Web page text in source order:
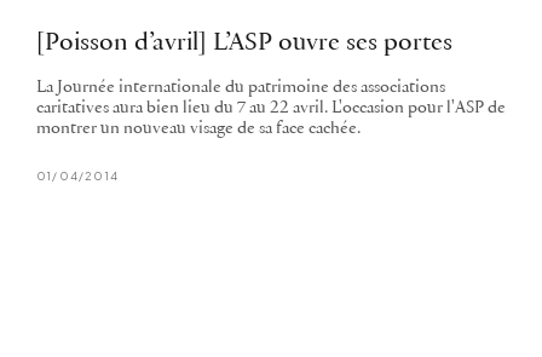
[Poisson d’avril] L’ASP ouvre ses portes
La Journée internationale du patrimoine des associations
caritatives aura bien lieu du 7 au 22 avril. L'occasion pour l'ASP de
montrer un nouveau visage de sa face cachée.
01/04/2014